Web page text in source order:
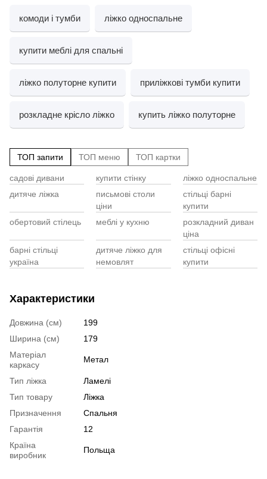
комоди і тумби ліжко односпальне
купити меблі для спальні
ліжко полуторне купити приліжкові тумби купити
розкладне крісло ліжко купить ліжко полуторне
ТОП запити ТОП меню ТОП картки
садові дивани купити стінку
ліжко односпальне
дитяче ліжка
письмові столи
ціни
стільці барні
купити
обертовий стілець
меблі у кухню
розкладний диван
ціна
барні стільці
україна
дитяче ліжко для
немовлят
стільці офісні
купити
розкладні столи
для кухні
консоль купити
скляні журнальні
меблі купити
стіл обідній ціна
Характеристики
Довжина (см)
199
Ширина (см)
179
Матеріал
каркасу
Метал
Тип ліжка
Ламелі
Тип товару
Ліжка
Призначення
Спальня
Гарантія
12
Країна
виробник
Польща